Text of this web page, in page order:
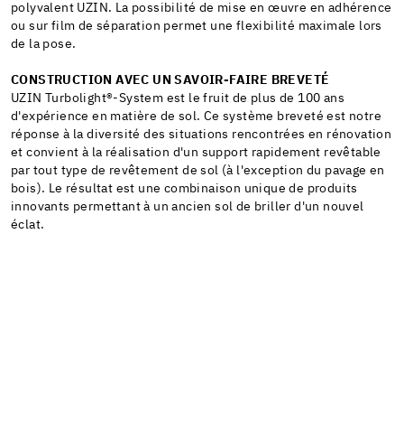
polyvalent UZIN. La possibilité de mise en œuvre en adhérence
ou sur film de séparation permet une flexibilité maximale lors
de la pose.
CONSTRUCTION AVEC UN SAVOIR-FAIRE BREVETÉ
UZIN Turbolight®-System est le fruit de plus de 100 ans
d'expérience en matière de sol. Ce système breveté est notre
réponse à la diversité des situations rencontrées en rénovation
et convient à la réalisation d'un support rapidement revêtable
par tout type de revêtement de sol (à l'exception du pavage en
bois). Le résultat est une combinaison unique de produits
innovants permettant à un ancien sol de briller d'un nouvel
éclat.